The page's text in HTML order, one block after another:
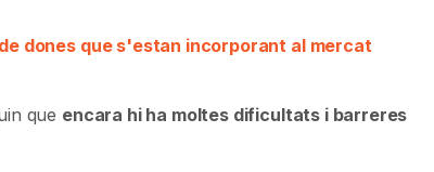
dones que s'estan incorporant al mercat
que encara hi ha moltes dificultats i barreres